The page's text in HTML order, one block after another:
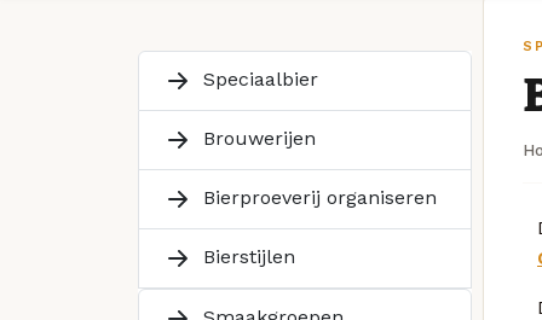
Speciaalbier
Brouwerijen
Bierproeverij organiseren
Bierstijlen